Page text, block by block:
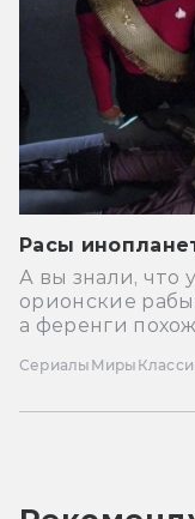
Расы
А вы знали, что
орионские
а ференги
Сериалы Миры